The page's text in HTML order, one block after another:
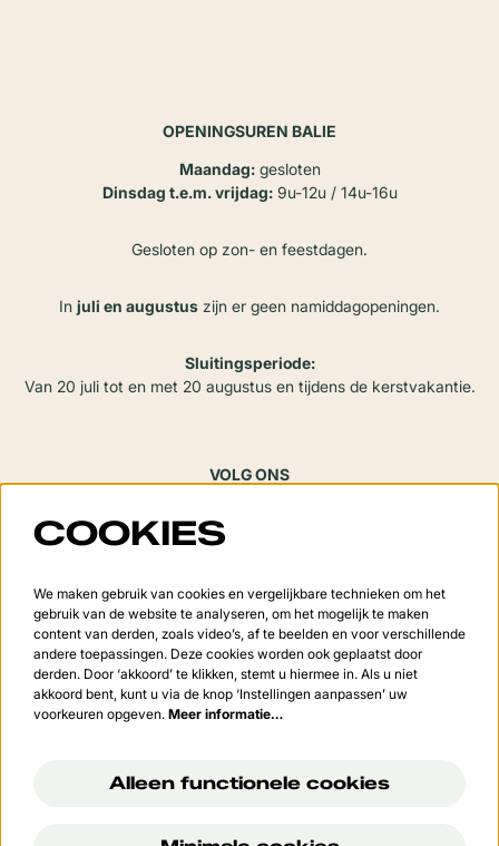
OPENINGSUREN BALIE
Maandag:gesloten
Dinsdag t.e.m. vrijdag:9u-12u / 14u-16u
Gesloten op zon- en feestdagen.
In juli en augustus zijn er geen namiddagopeningen.
Sluitingsperiode:
Van 20 juli tot en met 20 augustus en tijdens de kerstvakantie.
VOLG ONS
Meld je aan voor de nieuwsbrief
Aanmelden
Data Processing Addendum van Google.
COOKIES
We maken gebruik van cookies en vergelijkbare technieken om het
gebruik van de website te analyseren, om het mogelijk te maken
content van derden, zoals video’s, af te beelden en voor verschillende
andere toepassingen. Deze cookies worden ook geplaatst door
derden. Door ‘akkoord’ te klikken, stemt u hiermee in. Als u niet
akkoord bent, kunt u via de knop ‘Instellingen aanpassen’ uw
voorkeuren opgeven. Meer informatie…
Alleen functionele cookies